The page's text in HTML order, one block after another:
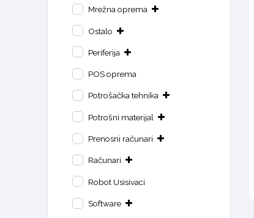
Mrežna oprema
Ostalo
Periferija
POS oprema
Potrošačka tehnika
Potrošni materijal
Prenosni računari
Računari
Robot Usisivaci
Software